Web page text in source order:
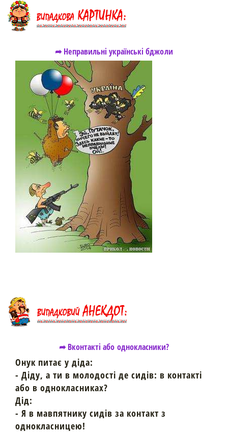
➦ Неправильні українські бджоли
➦ Вконтакті або однокласники?
Онук питає у діда:
- Діду, а ти в молодості де сидів: в контакті
або в однокласниках?
Дід:
- Я в мавпятнику сидів за контакт з
однокласницею!